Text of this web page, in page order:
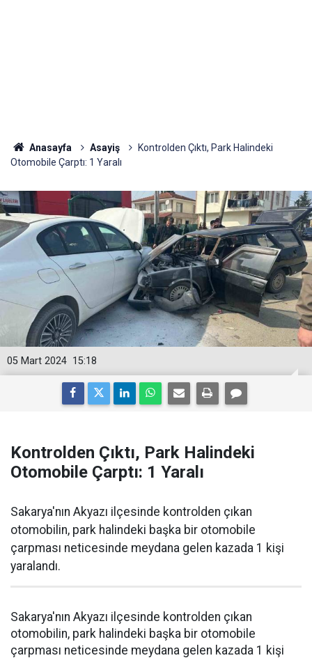
Anasayfa Asayiş
Kontrolden Çıktı, Park Halindeki
Otomobile Çarptı: 1 Yaralı
15:18
05 Mart 2024
Kontrolden Çıktı, Park Halindeki
Otomobile Çarptı: 1 Yaralı
Sakarya'nın Akyazı ilçesinde kontrolden çıkan
otomobilin, park halindeki başka bir otomobile
çarpması neticesinde meydana gelen kazada 1 kişi
yaralandı.
Sakarya'nın Akyazı ilçesinde kontrolden çıkan
otomobilin, park halindeki başka bir otomobile
çarpması neticesinde meydana gelen kazada 1 kişi